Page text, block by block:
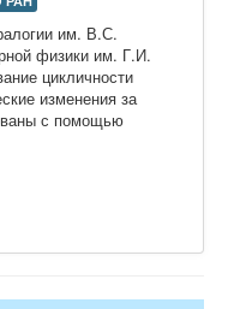
им. В.С.
физики им. Г.И.
цикличности
изменения за
с помощью